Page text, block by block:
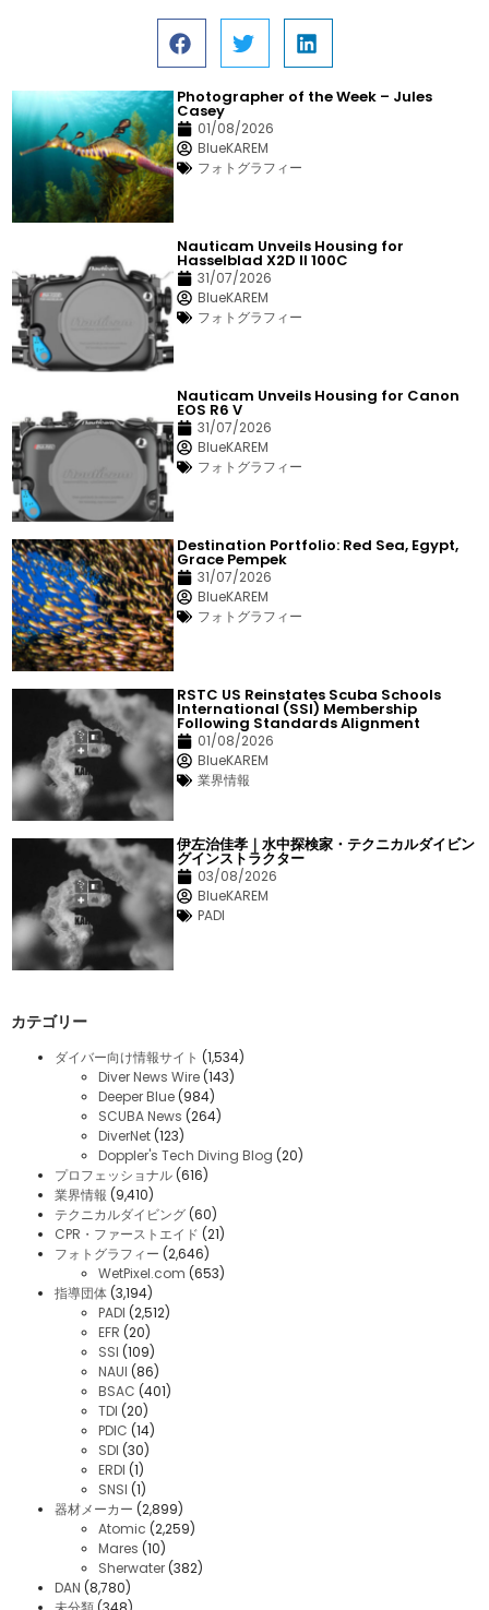
Photographer of the Week – Jules
Casey
01/08/2026
BlueKAREM
フォトグラフィー
Nauticam Unveils Housing for
Hasselblad X2D II 100C
31/07/2026
BlueKAREM
フォトグラフィー
Nauticam Unveils Housing for Canon
EOS R6 V
31/07/2026
BlueKAREM
フォトグラフィー
Destination Portfolio: Red Sea, Egypt,
Grace Pempek
31/07/2026
BlueKAREM
フォトグラフィー
RSTC US Reinstates Scuba Schools
International (SSI) Membership
Following Standards Alignment
01/08/2026
BlueKAREM
業界情報
伊左治佳孝｜水中探検家・テクニカルダイビン
グインストラクター
03/08/2026
BlueKAREM
PADI
カテゴリー
ダイバー向け情報サイト (1,534)
Diver News Wire (143)
Deeper Blue (984)
SCUBA News (264)
DiverNet (123)
Doppler's Tech Diving Blog (20)
プロフェッショナル (616)
業界情報 (9,410)
テクニカルダイビング (60)
CPR・ファーストエイド (21)
フォトグラフィー (2,646)
WetPixel.com (653)
指導団体 (3,194)
PADI (2,512)
EFR (20)
SSI (109)
NAUI (86)
BSAC (401)
TDI (20)
PDIC (14)
SDI (30)
ERDI (1)
SNSI (1)
器材メーカー (2,899)
Atomic (2,259)
Mares (10)
Sherwater (382)
DAN (8,780)